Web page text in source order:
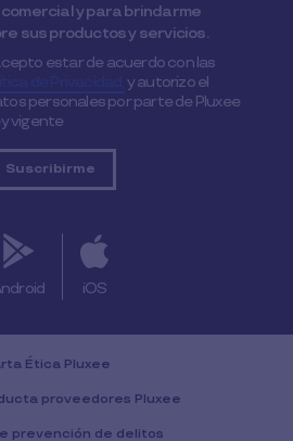
y para brindarme
sus productos y servicios.
estar de acuerdo con las
de Privacidad,y autorizo el
personales por parte de Pluxee
vigente
iOS
Ética Pluxee
proveedores Pluxee
prevención de delitos